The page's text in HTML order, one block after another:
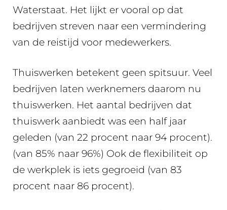
Waterstaat. Het lijkt er vooral op dat
bedrijven streven naar een vermindering
van de reistijd voor medewerkers.
Thuiswerken betekent geen spitsuur. Veel
bedrijven laten werknemers daarom nu
thuiswerken. Het aantal bedrijven dat
thuiswerk aanbiedt was een half jaar
geleden (van 22 procent naar 94 procent).
(van 85% naar 96%) Ook de flexibiliteit op
de werkplek is iets gegroeid (van 83
procent naar 86 procent).